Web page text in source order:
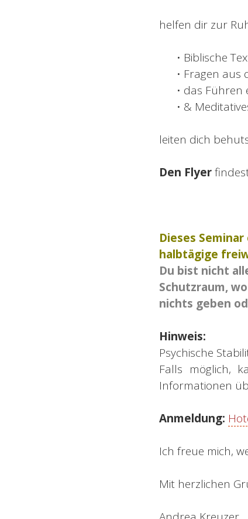
helfen dir zur
• Biblische
• Fragen aus
• das Führen
• &
leiten dich
Den Flyer
Dieses
halbtägige
Du bist nicht
Schutzraum,
nichts geben
Hinweis:
Psychische
Falls möglich,
Informationen
Anmeldung:
Ich freue mich,
Mit herzlichen